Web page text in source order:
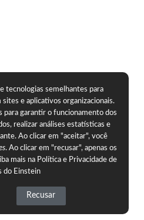
e tecnologias semelhantes para
e aplicativos organizacionais.
para garantir o funcionamento dos
realizar análises estatísticas e
Ao clicar em "aceitar", você
. Ao clicar em "recusar", apenas os
mais na Política e Privacidade de
do Einstein
Recusar